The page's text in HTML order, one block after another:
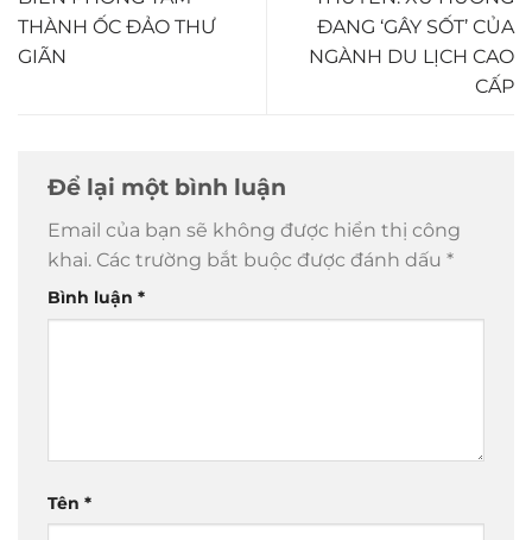
THÀNH ỐC ĐẢO THƯ
GIÃN
ĐANG ‘GÂY SỐT’ CỦA
NGÀNH DU LỊCH CAO
CẤP
Để lại một bình luận
Email của bạn sẽ không được hiển thị công
khai. Các trường bắt buộc được đánh dấu *
Bình luận *
Tên *